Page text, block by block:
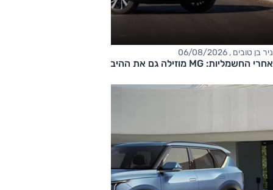
ניר בן טובים , 06/08/2026
אחרי החשמליות: MG מוזילה גם את ההיברידיות